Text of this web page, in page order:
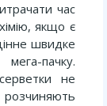
час
якщо є
швидке
пачку.
не